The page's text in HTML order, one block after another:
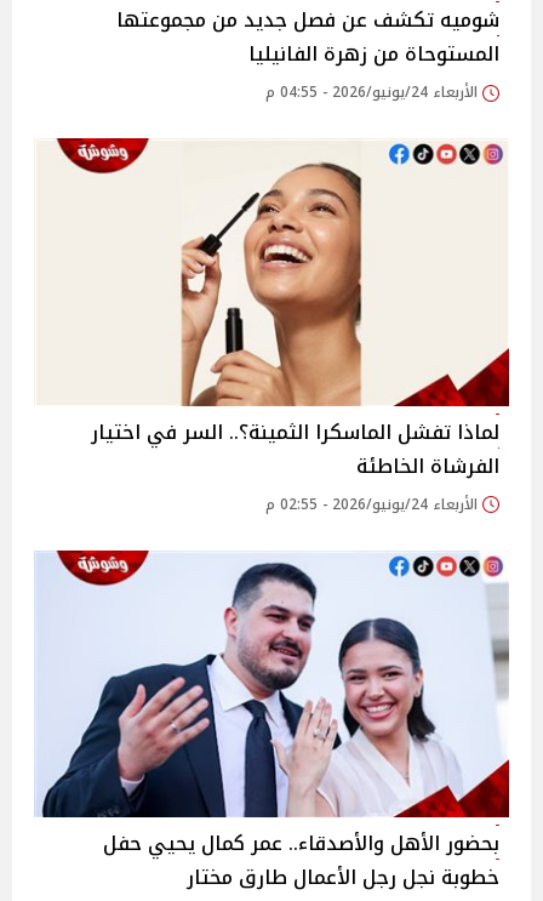
شوميه تكشف عن فصل جديد من مجموعتها
المستوحاة من زهرة الفانيليا
الأربعاء 24/يونيو/2026 - 04:55 م
لماذا تفشل الماسكرا الثمينة؟.. السر في اختيار
الفرشاة الخاطئة
الأربعاء 24/يونيو/2026 - 02:55 م
بحضور الأهل والأصدقاء.. عمر كمال يحيي حفل
خطوبة نجل رجل الأعمال طارق مختار